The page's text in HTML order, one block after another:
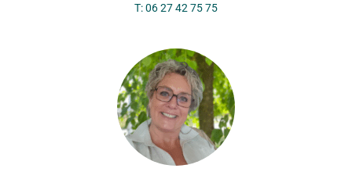
T: 06 27 42 75 75